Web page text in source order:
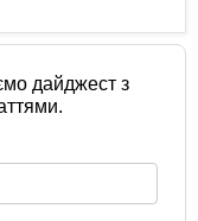
дайджест з